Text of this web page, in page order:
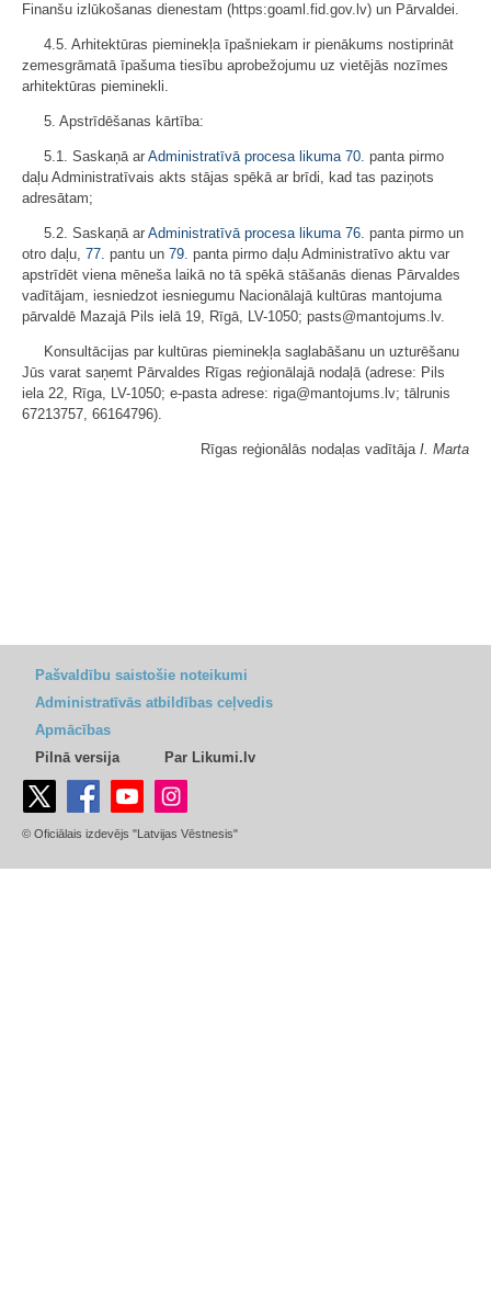
Finanšu izlūkošanas dienestam (https:goaml.fid.gov.lv) un Pārvaldei.
4.5. Arhitektūras pieminekļa īpašniekam ir pienākums nostiprināt
zemesgrāmatā īpašuma tiesību aprobežojumu uz vietējās nozīmes
arhitektūras pieminekli.
5. Apstrīdēšanas kārtība:
5.1. Saskaņā ar Administratīvā procesa likuma 70. panta pirmo
daļu Administratīvais akts stājas spēkā ar brīdi, kad tas paziņots
adresātam;
5.2. Saskaņā ar Administratīvā procesa likuma 76. panta pirmo un
otro daļu, 77. pantu un 79. panta pirmo daļu Administratīvo aktu var
apstrīdēt viena mēneša laikā no tā spēkā stāšanās dienas Pārvaldes
vadītājam, iesniedzot iesniegumu Nacionālajā kultūras mantojuma
pārvaldē Mazajā Pils ielā 19, Rīgā, LV-1050; pasts@mantojums.lv.
Konsultācijas par kultūras pieminekļa saglabāšanu un uzturēšanu
Jūs varat saņemt Pārvaldes Rīgas reģionālajā nodaļā (adrese: Pils
iela 22, Rīga, LV-1050; e-pasta adrese: riga@mantojums.lv; tālrunis
67213757, 66164796).
Rīgas reģionālās nodaļas vadītāja I. Marta
Pašvaldību saistošie noteikumi
Administratīvās atbildības ceļvedis
Apmācības
Pilnā versija
Par Likumi.lv
© Oficiālais izdevējs "Latvijas Vēstnesis"